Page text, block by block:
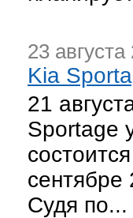
23 августа
Kia
21
Sportage
сентябре
Судя по...